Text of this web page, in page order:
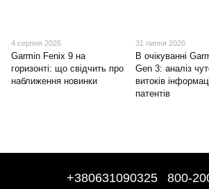
4 серпня 2026
Garmin Fenix 9 на
горизонті: що свідчить про
наближення новинки
31 липня 2026
В очікуванні
Gen 3: аналіз
витоків
патентів
+380631090325 800-